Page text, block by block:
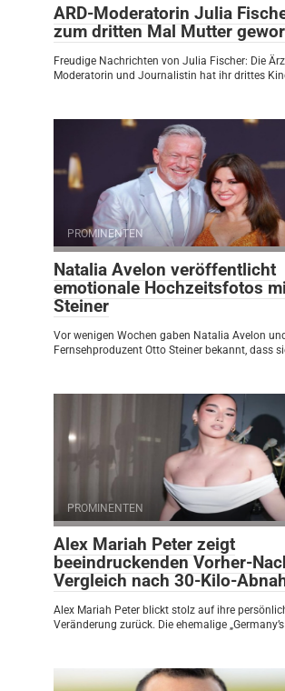
ARD-Moderatorin Julia
zum dritten Mal Mutter
Freudige Nachrichten von Julia Fischer: Die
Moderatorin und Journalistin hat ihr drittes
PROMINENTEN
Natalia Avelon veröffentlicht
emotionale Hochzeitsfotos
Steiner
Vor wenigen Wochen gaben Natalia Avelon
Fernsehproduzent Otto Steiner bekannt, dass
PROMINENTEN
Alex Mariah Peter zeigt
beeindruckenden Vorher-
Vergleich nach 30-Kilo-
Alex Mariah Peter blickt stolz auf ihre
Veränderung zurück. Die ehemalige